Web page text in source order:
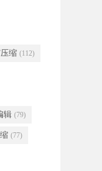
缩 (112)
辑 (79)
(77)